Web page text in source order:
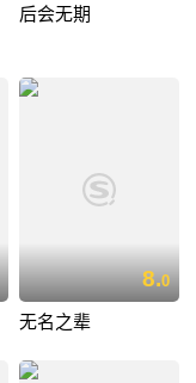
后会无期
8.0
无名之辈